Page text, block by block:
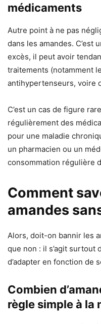
médicaments
Autre point à ne pas
dans les amandes. C’est
excès, il peut avoir
traitements (notamment
antihypertenseurs, voire
C’est un cas de figure
régulièrement des
pour une maladie
un pharmacien ou un
consommation régulière
Comment
amandes
Alors, doit-on bannir les
que non : il s’agit surtout
d’adapter en fonction de
Combien
règle simple à la